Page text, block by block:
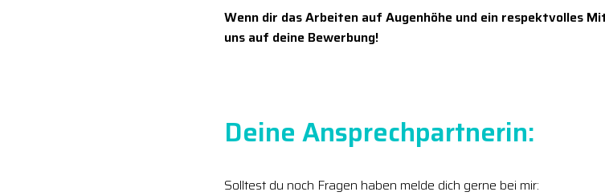
Wenn dir das Arbeiten auf Augenhöhe und ein respektvolles
uns auf deine Bewerbung!
Deine Ansprechpartnerin:
Solltest du noch Fragen haben melde dich gerne bei mir: